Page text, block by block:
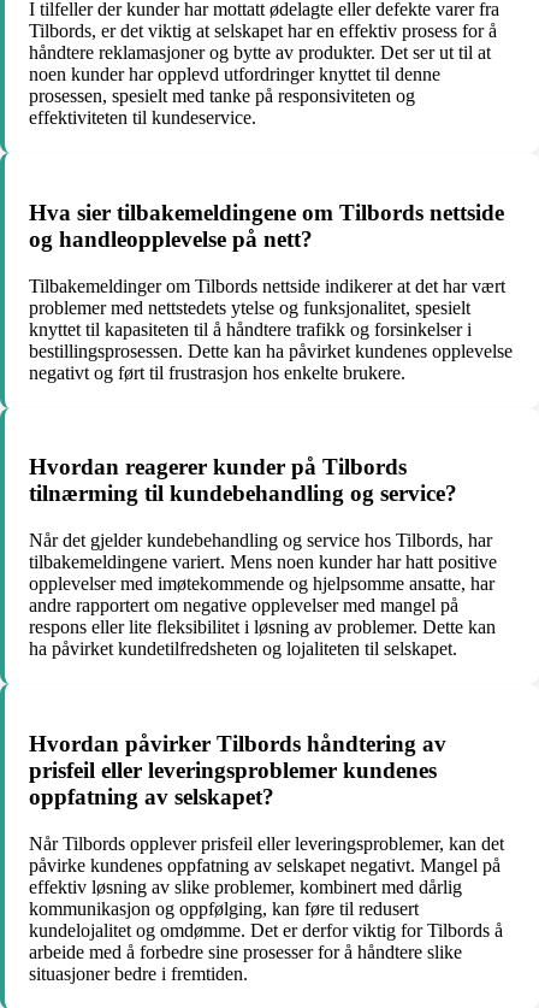
I tilfeller der kunder har mottatt ødelagte eller defekte varer fra
Tilbords, er det viktig at selskapet har en effektiv prosess for å
håndtere reklamasjoner og bytte av produkter. Det ser ut til at
noen kunder har opplevd utfordringer knyttet til denne
prosessen, spesielt med tanke på responsiviteten og
effektiviteten til kundeservice.
Hva sier tilbakemeldingene om Tilbords nettside
og handleopplevelse på nett?
Tilbakemeldinger om Tilbords nettside indikerer at det har vært
problemer med nettstedets ytelse og funksjonalitet, spesielt
knyttet til kapasiteten til å håndtere trafikk og forsinkelser i
bestillingsprosessen. Dette kan ha påvirket kundenes opplevelse
negativt og ført til frustrasjon hos enkelte brukere.
Hvordan reagerer kunder på Tilbords
tilnærming til kundebehandling og service?
Når det gjelder kundebehandling og service hos Tilbords, har
tilbakemeldingene variert. Mens noen kunder har hatt positive
opplevelser med imøtekommende og hjelpsomme ansatte, har
andre rapportert om negative opplevelser med mangel på
respons eller lite fleksibilitet i løsning av problemer. Dette kan
ha påvirket kundetilfredsheten og lojaliteten til selskapet.
Hvordan påvirker Tilbords håndtering av
prisfeil eller leveringsproblemer kundenes
oppfatning av selskapet?
Når Tilbords opplever prisfeil eller leveringsproblemer, kan det
påvirke kundenes oppfatning av selskapet negativt. Mangel på
effektiv løsning av slike problemer, kombinert med dårlig
kommunikasjon og oppfølging, kan føre til redusert
kundelojalitet og omdømme. Det er derfor viktig for Tilbords å
arbeide med å forbedre sine prosesser for å håndtere slike
situasjoner bedre i fremtiden.